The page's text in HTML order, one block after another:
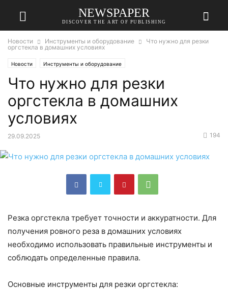
NEWSPAPER
DISCOVER THE ART OF PUBLISHING
Новости Инструменты и оборудование
Что нужно для резки
оргстекла в домашних условиях
Новости Инструменты и оборудование
Что нужно для резки
оргстекла в домашних
условиях
29.09.2025 194
Резка оргстекла требует точности и аккуратности. Для
получения ровного реза в домашних условиях
необходимо использовать правильные инструменты и
соблюдать определенные правила.
Основные инструменты для резки оргстекла: